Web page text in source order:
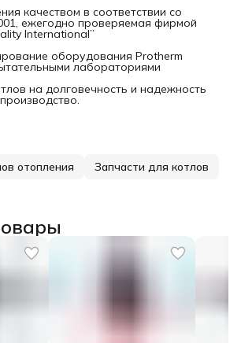
качеством в соответствии со
ежегодно проверяемая фирмой
International”
оборудования Protherm
лабораториями
на долговечность и надежность
отопления Запчасти для котлов